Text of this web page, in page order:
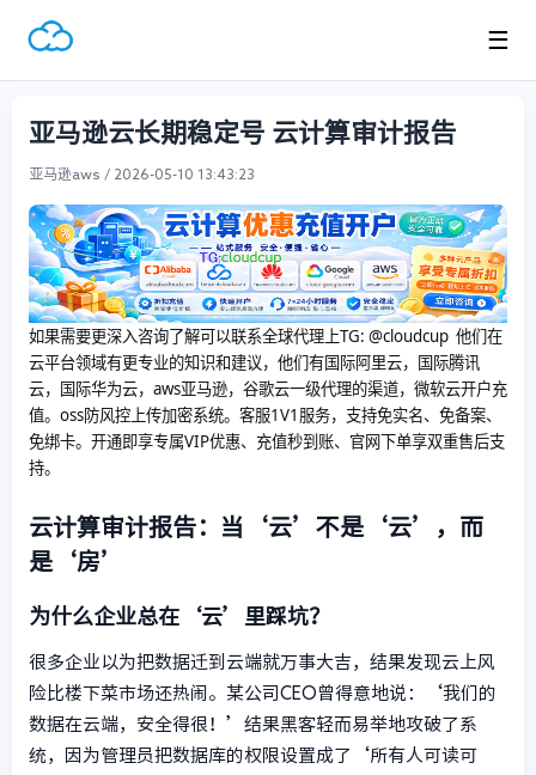
☰
亚马逊云长期稳定号 云计算审计报告
亚马逊aws / 2026-05-10 13:43:23
如果需要更深入咨询了解可以联系全球代理上TG: @cloudcup 他们在
云平台领域有更专业的知识和建议，他们有国际阿里云，国际腾讯
云，国际华为云，aws亚马逊，谷歌云一级代理的渠道，微软云开户充
值。oss防风控上传加密系统。客服1V1服务，支持免实名、免备案、
免绑卡。开通即享专属VIP优惠、充值秒到账、官网下单享双重售后支
持。
云计算审计报告：当‘云’不是‘云’，而
是‘房’
为什么企业总在‘云’里踩坑？
很多企业以为把数据迁到云端就万事大吉，结果发现云上风
险比楼下菜市场还热闹。某公司CEO曾得意地说：‘我们的
数据在云端，安全得很！’结果黑客轻而易举地攻破了系
统，因为管理员把数据库的权限设置成了‘所有人可读可